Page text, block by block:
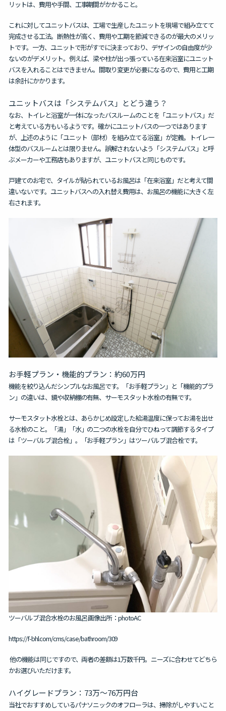
リットは、費用や手間、工事期間がかかること。
これに対してユニットバスは、工場で生産したユニットを現場で組み立てて
完成させる工法。断熱性が高く、費用や工期を節減できるのが最大のメリッ
トです。一方、ユニットで形がすでに決まっており、デザインの自由度が少
ないのがデメリット。例えば、梁や柱が出っ張っている在来浴室にユニット
バスを入れることはできません。間取り変更が必要になるので、費用と工期
は余計にかかります。
ユニットバスは「システムバス」とどう違う？
なお、トイレと浴室が一体になったバスルームのことを「ユニットバス」だ
と考えている方もいるようです。確かにユニットバスの一つではあります
が、上述のように「ユニット（部材）を組み立てる浴室」が定義。トイレ一
体型のバスルームとは限りません。誤解されないよう 「システムバス」と呼
ぶメーカーや工務店もありますが、ユニットバスと同じものです。
戸建てのお宅で、タイルが貼られているお風呂は「在来浴室」だと考えて間
違いないです。ユニットバスへの入れ替え費用は、お風呂の機能に大きく左
右されます。
お手軽プラン・機能的プラン：約60万円
機能を絞り込んだシンプルなお風呂です。「お手軽プラン」と「機能的プラ
ン」の違いは、鏡や収納棚の有無、サーモスタット水栓の有無です。
サーモスタット水栓とは、あらかじめ設定した給湯温度に保ってお湯を出せ
る水栓のこと。「湯」「水」の二つの水栓を自分でひねって調節するタイプ
は「ツーバルブ混合栓」。「お手軽プラン」はツーバルブ混合栓です。
ツーバルブ混合水栓のお風呂 画像出所：photoAC
https://f-bhl.com/cms/case/bathroom/309
他の機能は同じですので、両者の差額は1万数千円。ニーズに合わせてどちら
かお選びいただけます。
ハイグレードプラン：73万〜76万円台
当社でおすすめしているパナソニックのオフローラは、掃除がしやすいこと